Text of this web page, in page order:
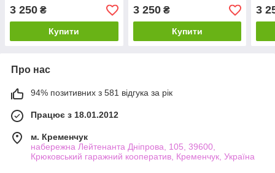
3 250 ₴
Купити
3 250₴
Купити
3
Про нас
94% позитивних з 581 відгука за рік
Працює з 18.01.2012
м. Кременчук
набережна Лейтенанта Дніпрова, 105, 39600,
Крюковський гаражний кооператив, Кременчук, Україна